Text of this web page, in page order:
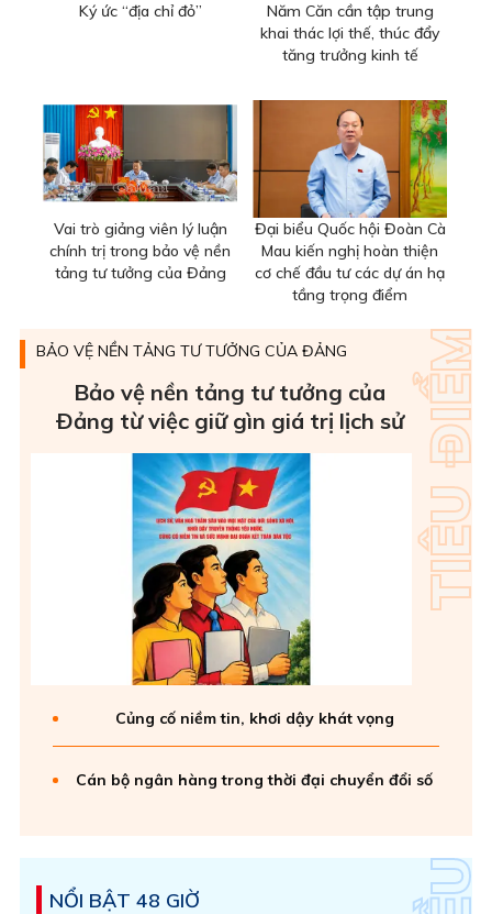
Ký ức “địa chỉ đỏ”
Năm Căn cần tập trung
khai thác lợi thế, thúc đẩy
tăng trưởng kinh tế
Vai trò giảng viên lý luận
chính trị trong bảo vệ nền
tảng tư tưởng của Đảng
Đại biểu Quốc hội Đoàn Cà
Mau kiến nghị hoàn thiện
cơ chế đầu tư các dự án hạ
tầng trọng điểm
BẢO VỆ NỀN TẢNG TƯ TƯỞNG CỦA ĐẢNG
Bảo vệ nền tảng tư tưởng của
Ðảng từ việc giữ gìn giá trị lịch sử
Củng cố niềm tin, khơi dậy khát vọng
Cán bộ ngân hàng trong thời đại chuyển đổi số
NỔI BẬT 48 GIỜ